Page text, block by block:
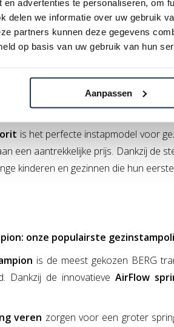
advertenties te personaliseren, om
delen we informatie over uw gebruik
partners kunnen deze gegevens
op basis van uw gebruik van hun
Aanpassen
Merk:
€ 4
Incl. BTW
de ideale eerste trampoline voor
is het perfecte instapmodel voor
een aantrekkelijke prijs. Dankzij de
kinderen en gezinnen die hun
onze populairste
is de meest gekozen BERG
Dankzij de innovatieve AirFlow
veren zorgen voor een groter